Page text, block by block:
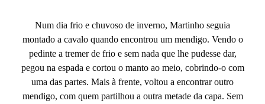
Num dia frio e chuvoso de inverno, Martinho seguia
montado a cavalo quando encontrou um mendigo. Vendo o
pedinte a tremer de frio e sem nada que lhe pudesse dar,
pegou na espada e cortou o manto ao meio, cobrindo-o com
uma das partes. Mais à frente, voltou a encontrar outro
mendigo, com quem partilhou a outra metade da capa. Sem